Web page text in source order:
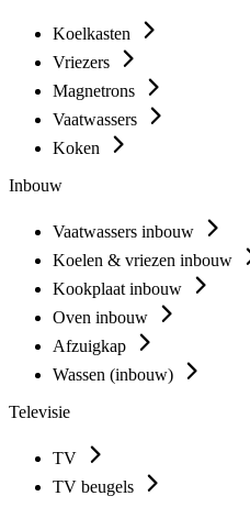
Koelkasten
Vriezers
Magnetrons
Vaatwassers
Koken
Inbouw
Vaatwassers inbouw
Koelen & vriezen inbouw
Kookplaat inbouw
Oven inbouw
Afzuigkap
Wassen (inbouw)
Televisie
TV
TV beugels